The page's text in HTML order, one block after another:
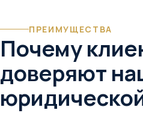
ПРЕИМУЩЕСТВА
Почему
доверяют